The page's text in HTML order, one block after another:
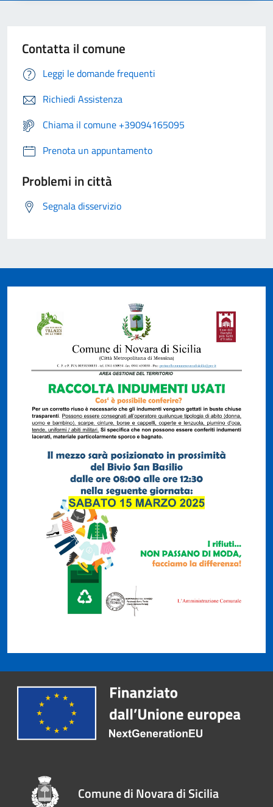
Contatta il comune
Leggi le domande frequenti
Richiedi Assistenza
Chiama il comune +39094165095
Prenota un appuntamento
Problemi in città
Segnala disservizio
Comune di Novara di Sicilia